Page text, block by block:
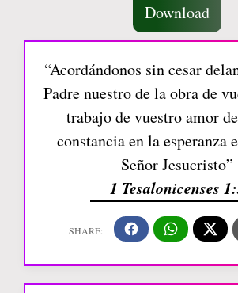
Download
“Acordándonos sin cesar
Padre nuestro de la obra de
trabajo de vuestro amor
constancia en la esperanza
Señor Jesucristo”
1 Tesalonicenses